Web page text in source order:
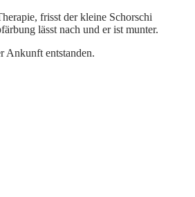
frisst der kleine Schorschi
lässt nach und er ist munter.
Ankunft entstanden.